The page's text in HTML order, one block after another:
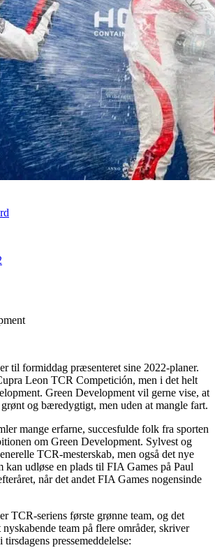
til formiddag præsenteret sine 2022-planer.
Leon TCR Competición, men i det helt
Green Development vil gerne vise, at
og bæredygtigt, men uden at mangle fart.
mange erfarne, succesfulde folk fra sporten
om Green Development. Sylvest og
TCR-mesterskab, men også det nye
kan udløse en plads til FIA Games på Paul
når det andet FIA Games nogensinde
TCR-seriens første grønne team, og det
team på flere områder, skriver
pressemeddelelse: